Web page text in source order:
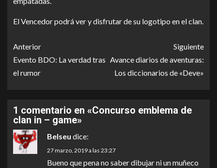
El Vencedor podrá ver y disfrutar de su logotipo en el clan.
Anterior
Evento BDO: La verdad tras
el rumor
Siguiente
Avance diarios de aventuras:
Los diccionarios de «Deve»
1 comentario en «Concurso emblema de
clan in – game»
Belseu dice:
27 marzo, 2019 a las 23:27
Bueno que pena no saber dibujar ni un muñeco